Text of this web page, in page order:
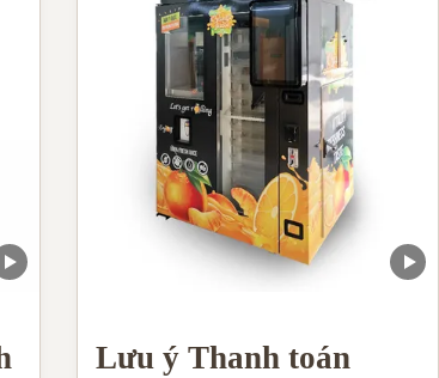
Lưu ý Thanh toán